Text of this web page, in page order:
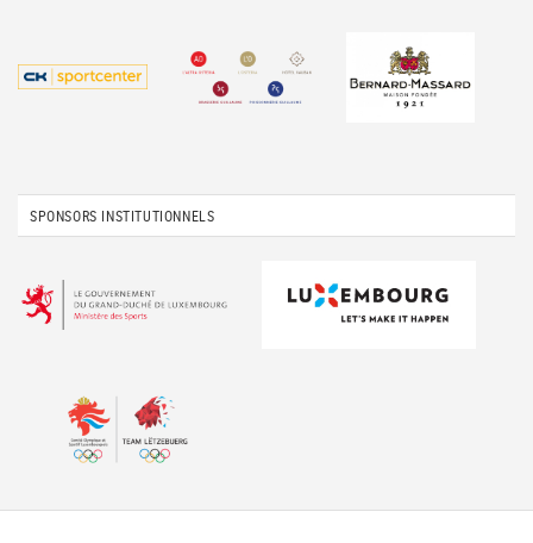
SPONSORS INSTITUTIONNELS